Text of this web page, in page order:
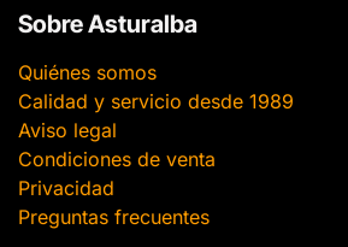
Sobre Asturalba
Quiénes somos
Calidad y servicio desde 1989
Aviso legal
Condiciones de venta
Privacidad
Preguntas frecuentes